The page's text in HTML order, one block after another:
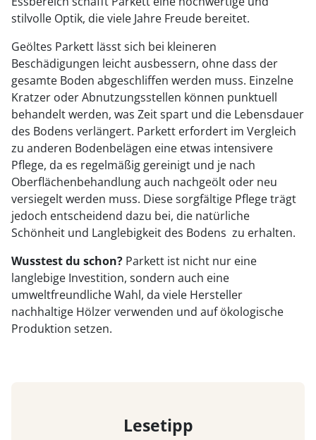
stilvolle Optik, die viele Jahre Freude bereitet.
Geöltes Parkett lässt sich bei kleineren
Beschädigungen leicht ausbessern, ohne dass der
gesamte Boden abgeschliffen werden muss. Einzelne
Kratzer oder Abnutzungsstellen können punktuell
behandelt werden, was Zeit spart und die Lebensdauer
des Bodens verlängert. Parkett erfordert im Vergleich
zu anderen Bodenbelägen eine etwas intensivere
Pflege, da es regelmäßig gereinigt und je nach
Oberflächenbehandlung auch nachgeölt oder neu
versiegelt werden muss. Diese sorgfältige Pflege trägt
jedoch entscheidend dazu bei, die natürliche
Schönheit und Langlebigkeit des Bodens zu erhalten.
Wusstest du schon? Parkett ist nicht nur eine
langlebige Investition, sondern auch eine
umweltfreundliche Wahl, da viele Hersteller
nachhaltige Hölzer verwenden und auf ökologische
Produktion setzen.
Lesetipp